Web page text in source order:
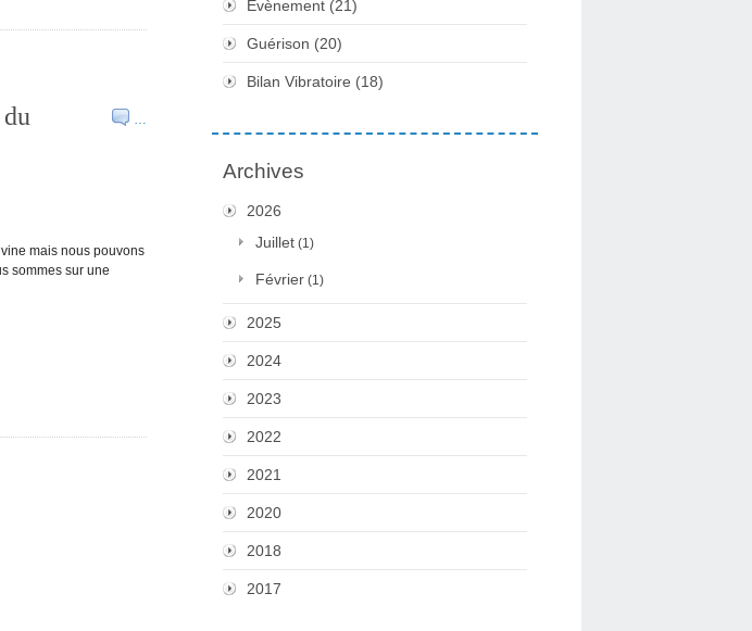
…
mais nous pouvons
sommes sur une
Evènement (21)
Guérison (20)
Bilan Vibratoire (18)
Archives
2026
Juillet (1)
Février (1)
2025
2024
2023
2022
2021
2020
2018
2017